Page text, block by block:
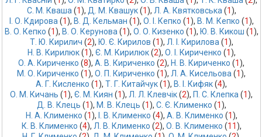
С. М. Кваша (1), Д. М. Квашук (1), Л. А. Квятковська (1),
І. О. Кдирова (1), В. Д. Кельман (1), О. І. Кепко (1), В. М. Кепко (1),
В. О. Кепко (1), В. О. Керунова (1), О. О. Кизенко (1), Ю. В. Кикош (1),
Т. Ю. Кирилич (2), Ю. Є. Кирилов (1), Л. І. Кирилова (1),
Н. В. Кирилюк (1), Є. М. Кирилюк (2), О. І. Кириченко (1),
О. А. Кириченко (8), А. В. Кириченко (2), Н. В. Кириченко (1),
М. О. Кириченко (1), О. П. Кириченко (1), Л. А. Кисельова (1),
А. Г. Кисленко (1), Т. Г. Китайчук (1), В. І. Кифяк (4),
О. М. Кичань (1), Є. М. Киян (1), Л. Л. Клевчік (2), П. С. Клепка (1),
Д. В. Клець (1), М. В. Клець (1), С. Є. Клименко (1),
Н. А. Клименко (1), І. В. Клименко (4), А. В. Клименко (1),
К. В. Клименко (4), Л. В. Клименко (2), О. В. Клименко (11),